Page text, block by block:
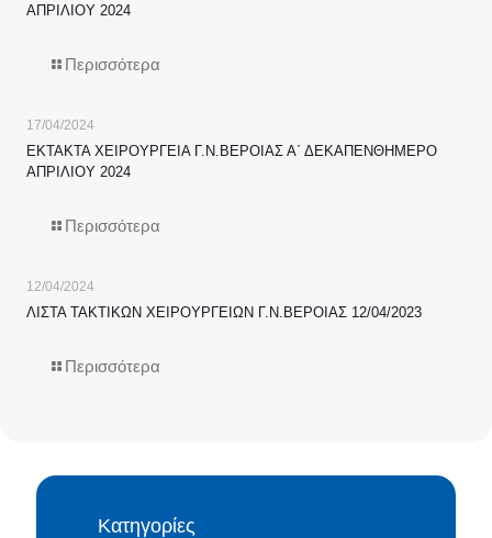
ΑΠΡΙΛΙΟΥ 2024
Περισσότερα
17/04/2024
ΕΚΤΑΚΤΑ ΧΕΙΡΟΥΡΓΕΙΑ Γ.Ν.ΒΕΡΟΙΑΣ Α΄ ΔΕΚΑΠΕΝΘΗΜΕΡΟ
ΑΠΡΙΛΙΟΥ 2024
Περισσότερα
12/04/2024
ΛΙΣΤΑ ΤΑΚΤΙΚΩΝ ΧΕΙΡΟΥΡΓΕΙΩΝ Γ.Ν.ΒΕΡΟΙΑΣ 12/04/2023
Περισσότερα
Κατηγορίες